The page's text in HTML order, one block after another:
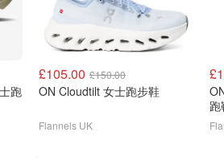
跑
£105.00 £150.00
ON Cloudtilt 女士跑步鞋
Flannels UK
ON Running
跑